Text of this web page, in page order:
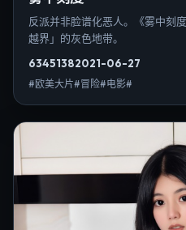
反派并非脸谱化恶人。《雾中刻
越界」的灰色地带。
63451382021-06-27
#欧美大片#冒险#电影#